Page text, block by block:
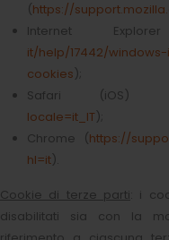
(https://
Internet
it/help/17442/
cookies);
Safari (iOS)
locale=it_IT);
Chrome (https://
hl=it).
Cookie di terze parti : i
disabilitati sia con la